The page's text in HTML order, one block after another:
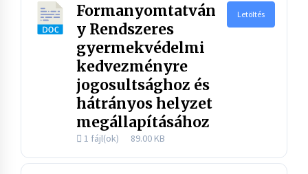
Formanyomtatván
y Rendszeres
gyermekvédelmi
kedvezményre
jogosultsághoz és
hátrányos helyzet
megállapításához
1 fájl(ok) 89.00 KB
Letöltés